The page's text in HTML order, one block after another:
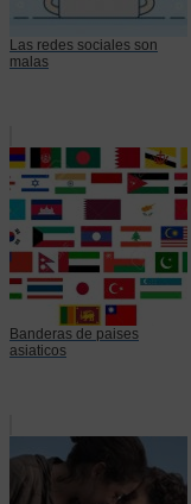
Las redes sociales son
malas
Banderas de paises
asiaticos